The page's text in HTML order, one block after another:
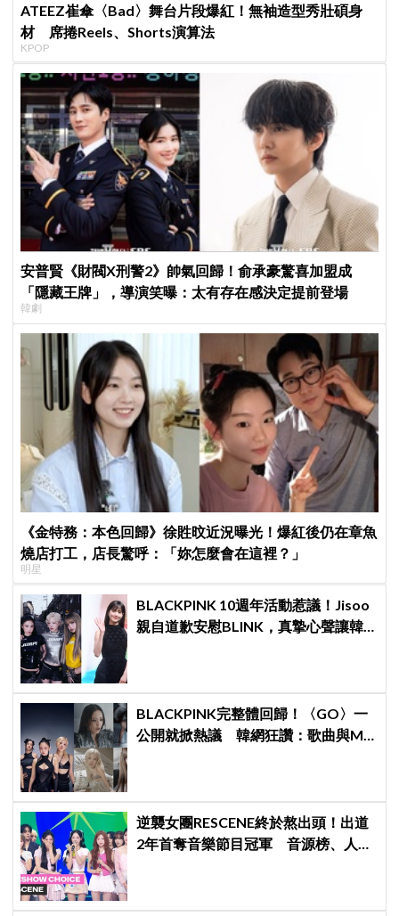
ATEEZ崔傘〈Bad〉舞台片段爆紅！無袖造型秀壯碩身
材 席捲Reels、Shorts演算法
KPOP
安普賢《財閥X刑警2》帥氣回歸！俞承豪驚喜加盟成
「隱藏王牌」，導演笑曝：太有存在感決定提前登場
韓劇
《金特務：本色回歸》徐貹旼近況曝光！爆紅後仍在章魚
燒店打工，店長驚呼：「妳怎麼會在這裡？」
明星
BLACKPINK 10週年活動惹議！Jisoo
親自道歉安慰BLINK，真摯心聲讓韓
BLACKPINK完整體回歸！〈GO〉一
公開就掀熱議 韓網狂讚：歌曲與MV
逆襲女團RESCENE終於熬出頭！出道
2年首奪音樂節目冠軍 音源榜、人氣